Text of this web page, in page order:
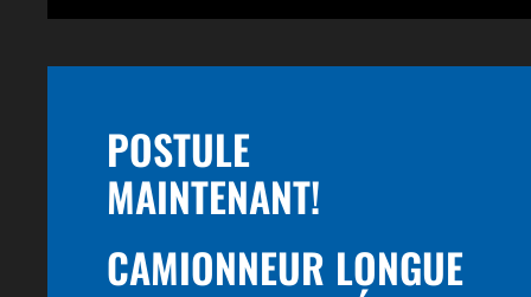
POSTULE
MAINTENANT!
CAMIONNEUR LONGUE